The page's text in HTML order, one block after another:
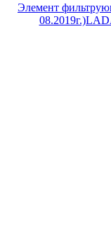
Элемент